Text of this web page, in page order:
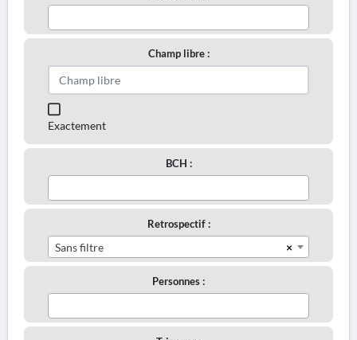
Champ libre :
Exactement
BCH :
Retrospectif :
×
Sans filtre
Personnes :